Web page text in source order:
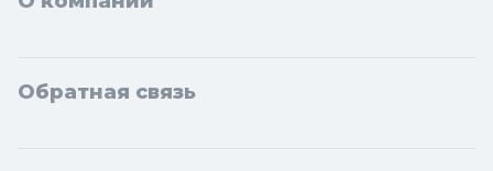
Обратная связь